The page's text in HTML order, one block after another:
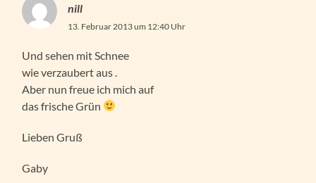
nill
13. Februar 2013 um 12:40 Uhr
Und sehen mit Schnee
wie verzaubert aus .
Aber nun freue ich mich auf
das frische Grün
Lieben Gruß
Gaby